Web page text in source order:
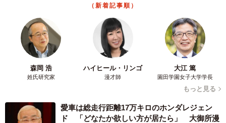
（新着記事順）
森岡 浩
姓氏研究家
ハイヒール・リンゴ
漫才師
大江 篤
園田学園女子大学学長
もっと見る
愛車は総走行距離17万キロのホンダレジェン
ド 「どなたか欲しい方が居たら」 大御所漫